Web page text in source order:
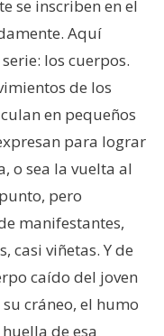
se inscriben en el
Aquí
los cuerpos.
de los
en pequeños
para lograr
o sea la vuelta al
pero
manifestantes,
casi viñetas. Y de
caído del joven
cráneo, el humo
de esa